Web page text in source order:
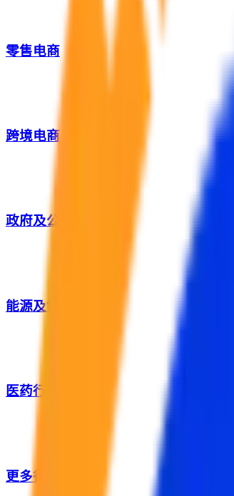
零售电商
跨境电商
政府及公共服务
能源及制造业
医药行业
更多行业客户